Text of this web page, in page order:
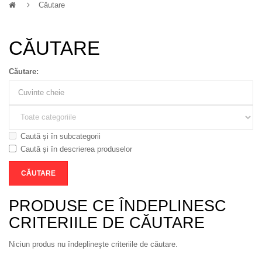
Căutare
CĂUTARE
Căutare:
Caută și în subcategorii
Caută și în descrierea produselor
PRODUSE CE ÎNDEPLINESC
CRITERIILE DE CĂUTARE
Niciun produs nu îndeplineşte criteriile de căutare.